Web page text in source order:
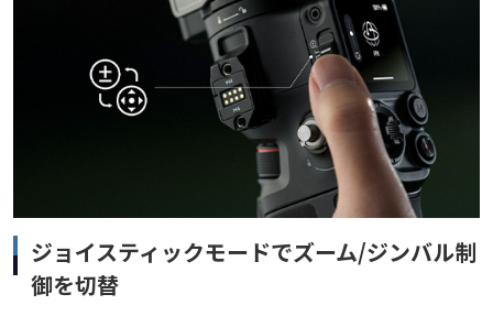
ジョイスティックモードでズーム/ジンバル制
御を切替